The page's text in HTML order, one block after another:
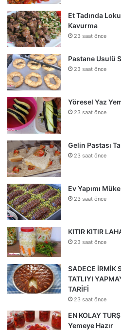
Et Tadında
Kavurma
23 saat önce
Pastane Usulü
23 saat önce
Yöresel Yaz
23 saat önce
Gelin Pastası
23 saat önce
Ev Yapımı
23 saat önce
KITIR KITIR
23 saat önce
SADECE İRMİK
TATLIYI
TARİFİ
23 saat önce
EN KOLAY
Yemeye Hazır